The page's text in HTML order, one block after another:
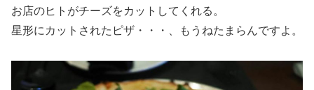
お店のヒトがチーズをカットしてくれる。
星形にカットされたピザ・・・、もうねたまらんですよ。